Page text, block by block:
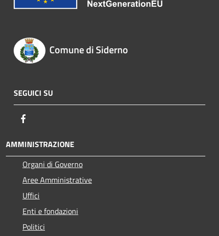
Comune di Siderno
SEGUICI SU
AMMINISTRAZIONE
Organi di Governo
Aree Amministrative
Uffici
Enti e fondazioni
Politici